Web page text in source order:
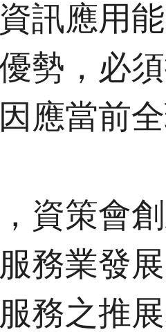
訊應用
勢，必
應當前
資策會
務業發
務之推